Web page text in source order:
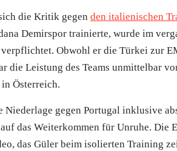
die Kritik gegen den italienischen
Demirspor trainierte, wurde im
Obwohl er die Türkei zur
die Leistung des Teams unmittelbar
Österreich.
Niederlage gegen Portugal inklusive
das Weiterkommen für Unruhe. Die
das Güler beim isolierten Training